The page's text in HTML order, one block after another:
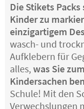
Die Stikets
Kinder zu
einzigartigem
wasch- und
Aufklebern für
alles, was Sie
Kindersachen
Schule! Mit den
Verwechslungen